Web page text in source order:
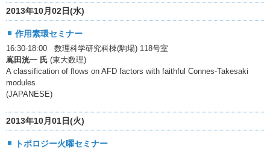
2013年10月02日(水)
作用素環セミナー
16:30-18:00 数理科学研究科棟(駒場) 118号室
嶌田洸一 氏 (東大数理)
A classification of flows on AFD factors with faithful Connes-Takesaki
modules
(JAPANESE)
2013年10月01日(火)
トポロジー火曜セミナー